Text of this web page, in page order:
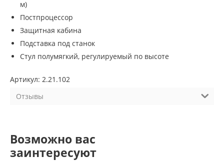
м)
Постпроцессор
Защитная кабина
Подставка под станок
Стул полумягкий, регулируемый по высоте
Артикул: 2.21.102
Отзывы
Возможно вас
заинтересуют